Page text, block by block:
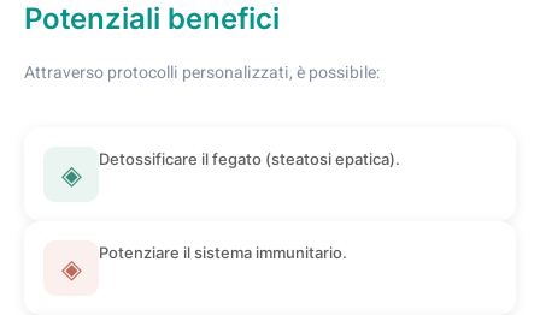
Potenziali benefici
Attraverso protocolli personalizzati, è possibile:
◈ Detossificare il fegato (steatosi epatica).
◈ Potenziare il sistema immunitario.